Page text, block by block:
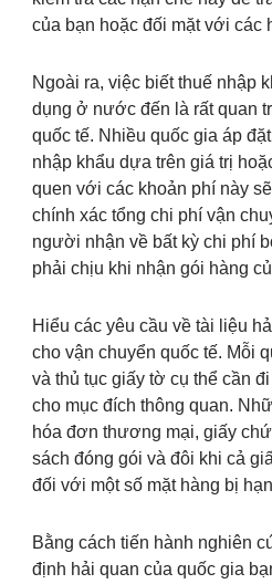
của bạn hoặc đối mặt với các
Ngoài ra, việc biết thuế nhập
dụng ở nước đến là rất quan
quốc tế. Nhiều quốc gia áp
nhập khẩu dựa trên giá trị
quen với các khoản phí này
chính xác tổng chi phí vận
người nhận về bất kỳ chi phí
phải chịu khi nhận gói hàng
Hiểu các yêu cầu về tài liệu
cho vận chuyển quốc tế. Mỗi
và thủ tục giấy tờ cụ thể cần
cho mục đích thông quan.
hóa đơn thương mại, giấy
sách đóng gói và đôi khi cả
đối với một số mặt hàng bị
Bằng cách tiến hành nghiên
định hải quan của quốc gia